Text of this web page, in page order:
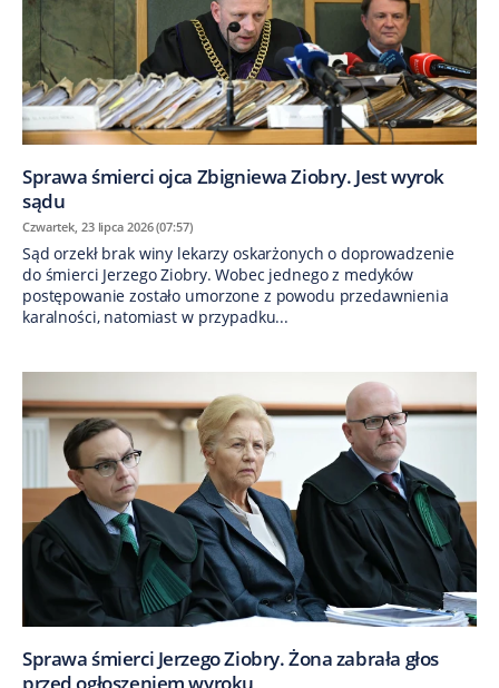
Sprawa śmierci ojca Zbigniewa Ziobry. Jest wyrok
sądu
Czwartek, 23 lipca 2026 (07:57)
Sąd orzekł brak winy lekarzy oskarżonych o doprowadzenie
do śmierci Jerzego Ziobry. Wobec jednego z medyków
postępowanie zostało umorzone z powodu przedawnienia
karalności, natomiast w przypadku...
Sprawa śmierci Jerzego Ziobry. Żona zabrała głos